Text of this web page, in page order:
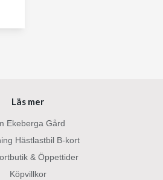
Läs mer
Ekeberga Gård
Hästlastbil B-kort
& Öppettider
Köpvillkor